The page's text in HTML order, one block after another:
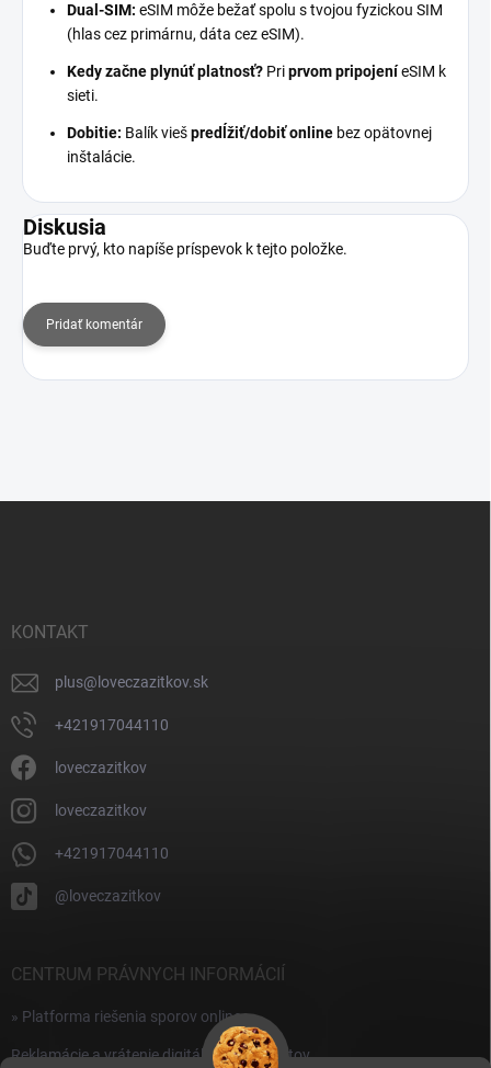
Dual-SIM: eSIM môže bežať spolu s tvojou fyzickou SIM
(hlas cez primárnu, dáta cez eSIM).
Kedy začne plynúť platnosť? Priprvom pripojeníeSIM k
sieti.
Dobitie: Balík viešpredĺžiť/dobiť online bez opätovnej
inštalácie.
Diskusia
Buďte prvý, kto napíše príspevok k tejto položke.
Pridať komentár
KONTAKT
plus@ loveczazitkov.sk
+421917044110
loveczazitkov
loveczazitkov
+421917044110
@loveczazitkov
CENTRUM PRÁVNYCH INFORMÁCIÍ
» Platforma riešenia sporov online
Reklamácie a vrátenie digitálnych produktov